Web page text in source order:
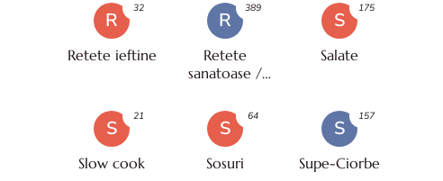
R
Retete ieftine
32
R
Retete
sanatoase /
389
S
Salate
175
S
Slow cook
21
S
Sosuri
64
S
Supe-Ciorbe
157